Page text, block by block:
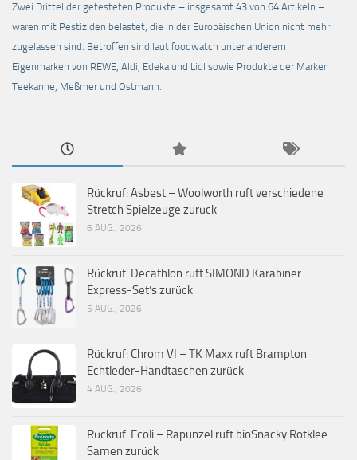
Zwei Drittel der getesteten Produkte – insgesamt 43 von 64 Artikeln –
waren mit Pestiziden belastet, die in der Europäischen Union nicht mehr
zugelassen sind. Betroffen sind laut foodwatch unter anderem
Eigenmarken von REWE, Aldi, Edeka und Lidl sowie Produkte der Marken
Teekanne, Meßmer und Ostmann.
Rückruf: Asbest – Woolworth ruft verschiedene
Stretch Spielzeuge zurück
6 AUG., 2026
Rückruf: Decathlon ruft SIMOND Karabiner
Express-Set’s zurück
5 AUG., 2026
Rückruf: Chrom VI – TK Maxx ruft Brampton
Echtleder-Handtaschen zurück
4 AUG., 2026
Rückruf: Ecoli – Rapunzel ruft bioSnacky Rotklee
Samen zurück